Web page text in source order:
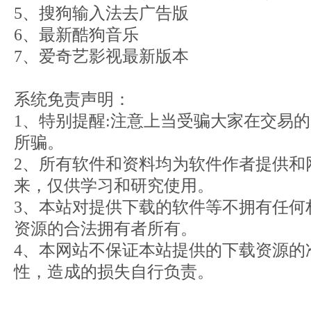
5、搜狗输入法去广告版
6、最新酷狗音乐
7、爱奇艺影视最新版本
系统免责声明：
1、特别提醒:注意上当受骗大家在交易
所骗。
2、所有软件和资料均为软件作者提供
来，仅供学习和研究使用。
3、本站对提供下载的软件等不拥有任
资源的合法拥有者所有。
4、本网站不保证本站提供的下载资源
性，造成的损失自行负责。